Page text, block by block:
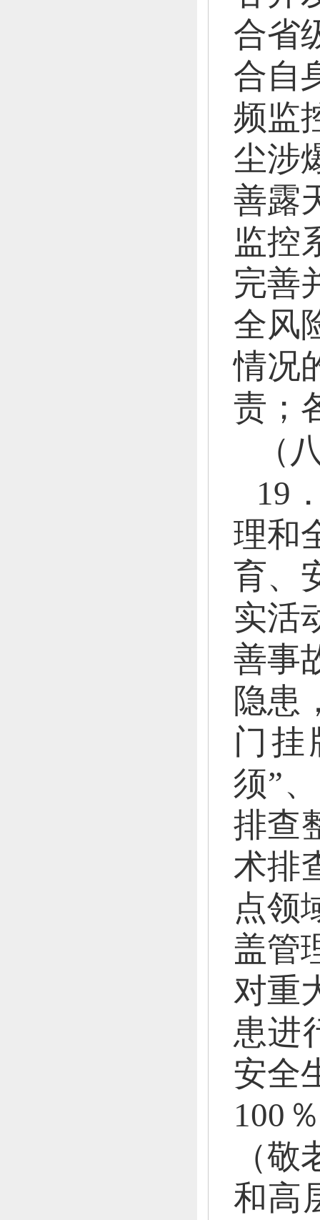
合省
合自
频监
尘涉
善露
监控
完善
全风
情况
责；
（
19
理和
育、
实活
善事
隐患
门
须”、
排查
术排
点领
盖管
对重
患进
安全
100
（
和高